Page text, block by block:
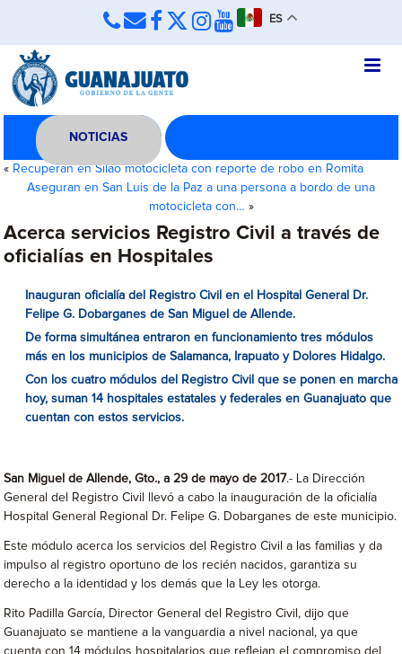
ES
NOTICIAS
« Recuperan en Silao motocicleta con reporte de robo en Romita
Aseguran en San Luis de la Paz a una persona a bordo de una
motocicleta con… »
Acerca servicios Registro Civil a través de
oficialías en Hospitales
Inauguran oficialía del Registro Civil en el Hospital General Dr.
Felipe G. Dobarganes de San Miguel de Allende.
De forma simultánea entraron en funcionamiento tres módulos
más en los municipios de Salamanca, Irapuato y Dolores Hidalgo.
Con los cuatro módulos del Registro Civil que se ponen en marcha
hoy, suman 14 hospitales estatales y federales en Guanajuato que
cuentan con estos servicios.
San Miguel de Allende, Gto., a 29 de mayo de 2017.- La Dirección
General del Registro Civil llevó a cabo la inauguración de la oficialía
Hospital General Regional Dr. Felipe G. Dobarganes de este municipio.
Este módulo acerca los servicios del Registro Civil a las familias y da
impulso al registro oportuno de los recién nacidos, garantiza su
derecho a la identidad y los demás que la Ley les otorga.
Rito Padilla García, Director General del Registro Civil, dijo que
Guanajuato se mantiene a la vanguardia a nivel nacional, ya que
cuenta con 14 módulos hospitalarios que reflejan el compromiso del